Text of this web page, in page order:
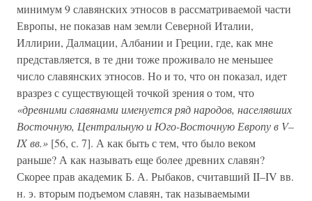
минимум 9 славянских этносов в рассматриваемой части
Европы, не показав нам земли Северной Италии,
Иллирии, Далмации, Албании и Греции, где, как мне
представляется, в те дни тоже проживало не меньшее
число славянских этносов. Но и то, что он показал, идет
вразрез с существующей точкой зрения о том, что
«древними славянами именуется ряд народов, населявших
Восточную, Центральную и Юго-Восточную Европу в V–
IX вв.» [56, с. 7]. А как быть с тем, что было веком
раньше? А как называть еще более древних славян?
Скорее прав академик Б. А. Рыбаков, считавший II–IV вв.
н. э. вторым подъемом славян, так называемыми